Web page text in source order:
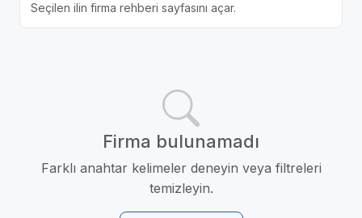
Seçilen ilin firma rehberi sayfasını açar.
Firma bulunamadı
Farklı anahtar kelimeler deneyin veya filtreleri
temizleyin.